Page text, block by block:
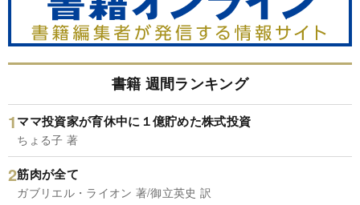
書籍 週間ランキング
ママ投資家が育休中に１億貯めた株式投資
ちょる子 著
筋肉が全て
ガブリエル・ライオン 著/御立英史 訳